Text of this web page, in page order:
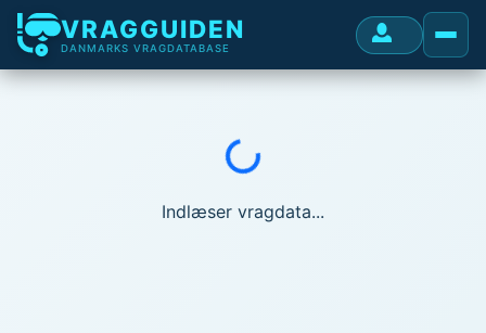
VRAGGUIDEN
DANMARKS VRAGDATABASE
Indlæser...
Indlæser vragdata...